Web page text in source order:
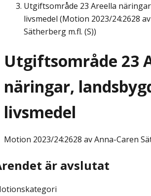
Utgiftsområde 23 Areella
livsmedel (Motion 2023/24:2628
Sätherberg m.fl. (S))
Utgiftsområde 23
näringar,
livsmedel
Motion 2023/24:2628 av Anna-Caren
är avslutat